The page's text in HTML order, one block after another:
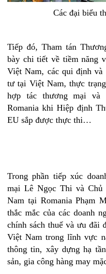
Các đại biểu
Tiếp đó, Tham tán
bày chi tiết về tiềm năng
Việt Nam, các qui định và
tư tại Việt Nam, thực
hợp tác thương mại
Romania khi Hiệp định
EU sắp được thực thi…
Trong phần tiếp xúc
mại Lê Ngọc Thi và
Nam tại Romania Phạm
thắc mắc của các doanh
chính sách thuế và ưu đãi
Việt Nam trong lĩnh vực
thông tin, xây dựng hạ
sản, gia công hàng may